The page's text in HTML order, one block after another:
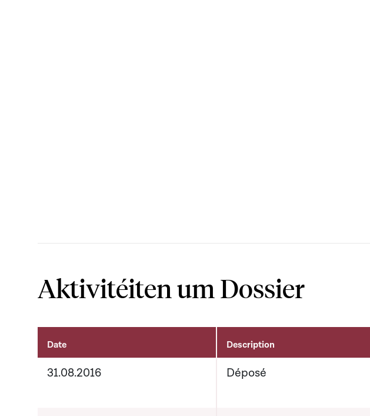
Aktivitéiten um Dossier
Aktivitéiten um Dossier
Date Description
31.08.2016 Déposé